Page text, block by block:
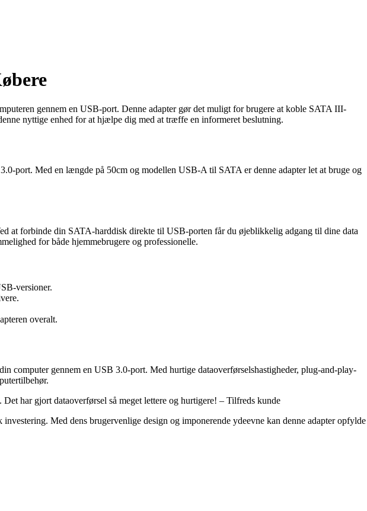
gennem en USB-port. Denne adapter gør det muligt for brugere at koble SATA III-
nyttige enhed for at hjælpe dig med at træffe en informeret beslutning.
port. Med en længde på 50cm og modellen USB-A til SATA er denne adapter let at bruge og
at forbinde din SATA-harddisk direkte til USB-porten får du øjeblikkelig adgang til dine data
for både hjemmebrugere og professionelle.
versioner.
overalt.
computer gennem en USB 3.0-port. Med hurtige dataoverførselshastigheder, plug-and-play-
har gjort dataoverførsel så meget lettere og hurtigere! – Tilfreds kunde
Med dens brugervenlige design og imponerende ydeevne kan denne adapter opfylde